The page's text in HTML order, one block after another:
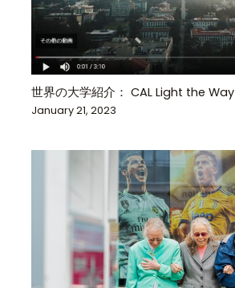
世界の大学紹介： CAL Light the Way
January 21, 2023